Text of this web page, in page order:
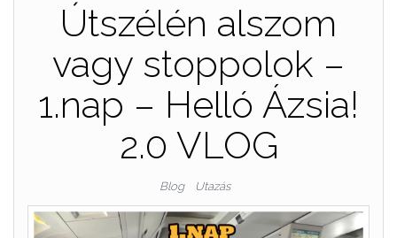
Útszélén alszom
vagy stoppolok –
1.nap – Helló Ázsia!
2.0 VLOG
Blog Utazás